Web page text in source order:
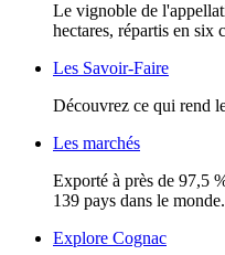
Le vignoble de
hectares, répartis en six
Les Savoir-Faire
Découvrez ce qui rend
Les marchés
Exporté à près de 97,5
139 pays dans le monde.
Explore Cognac